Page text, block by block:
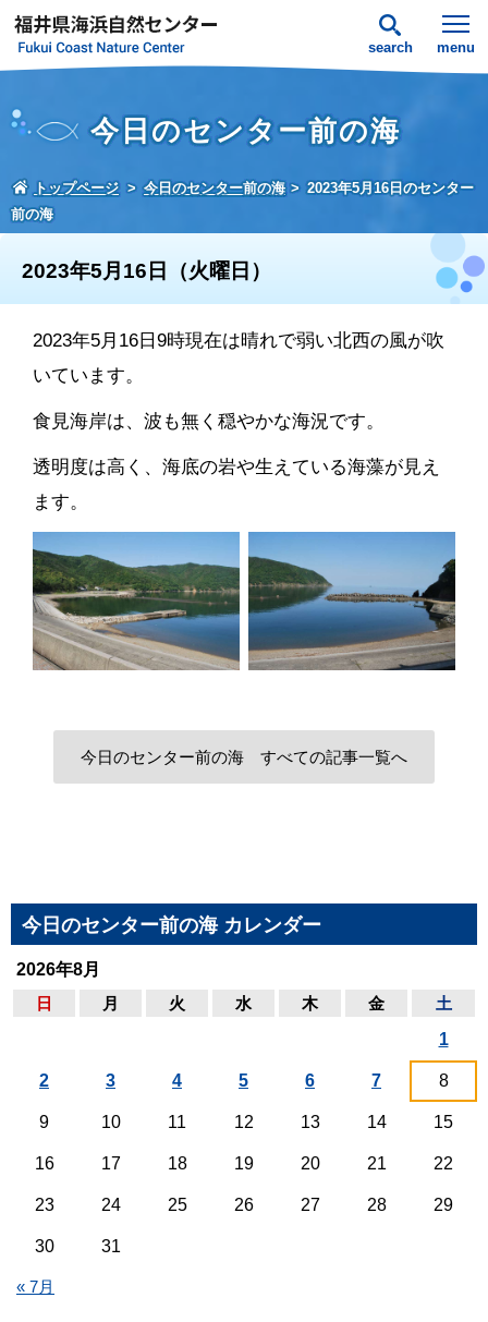
search menu
今日のセンター前の海
トップページ 今日のセンター前の海
2023年5月16日のセンター
前の海
2023年5月16日（火曜日）
2023年5月16日9時現在は晴れで弱い北西の風が吹
いています。
食見海岸は、波も無く穏やかな海況です。
透明度は高く、海底の岩や生えている海藻が見え
ます。
今日のセンター前の海 すべての記事一覧へ
今日のセンター前の海 カレンダー
2026年8月
日
月 火 水 木 金 土
« 7月
1
2 3 4 5 6 7 8
9 10 11 12 13 14 15
16 17 18 19 20 21 22
23 24 25 26 27 28 29
30 31